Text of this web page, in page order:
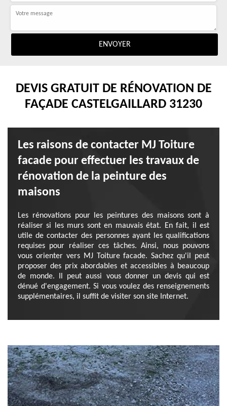
DEVIS GRATUIT DE RÉNOVATION DE
FAÇADE CASTELGAILLARD 31230
Les raisons de contacter MJ Toiture
facade pour effectuer les travaux de
rénovation de la peinture des
maisons
Les rénovations pour les peintures des maisons sont à
réaliser si les murs sont en mauvais état. En fait, il est
utile de contacter des personnes ayant les qualifications
requises pour réaliser ces tâches. Ainsi, nous pouvons
vous orienter vers MJ Toiture facade. Sachez qu'il peut
proposer des prix abordables et accessibles à beaucoup
de monde. Il peut aussi vous donner un devis qui est
dénué d'engagement. Si vous voulez des renseignements
supplémentaires, il suffit de visiter son site Internet.